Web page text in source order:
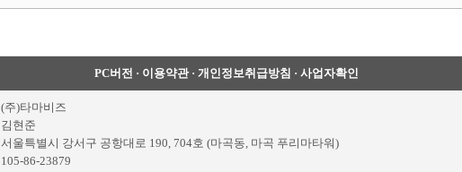
PC버전 · 이용약관· 개인정보취급방침 · 사업자확인
(주)타마비즈
김현준
서울특별시 강서구 공항대로 190, 704호 (마곡동, 마곡 푸리마타워)
105-86-23879